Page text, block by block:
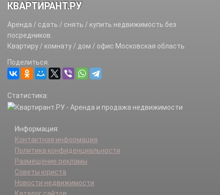
КВАРТИРАНТ.РУ
Аренда / сдать / снять / купить недвижимость без
посредников.
Квартиру / комнату / дом / офис Московская область
Поделиться:
Статистика:
Информация:
Контактная информация
Политика конфиденциальности
Размещение рекламы
Советы юриста
Новости недвижимости
Каталог сайтов